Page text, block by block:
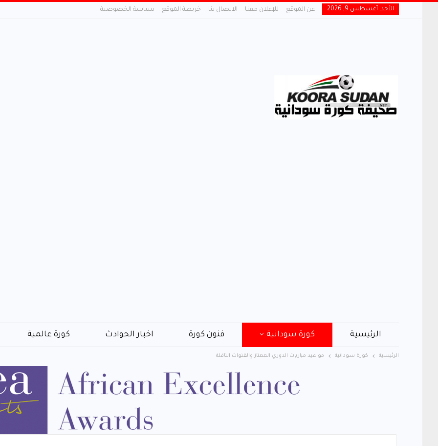
الأحد, أغسطس 9, 2026 عن الموقع للإعلان معنا الاتصال بنا خريطة الموقع سياسة الخصوصية
الرئيسية كورة سودانية فنون كورة اخبار الحوادث كورة عالمية
الرئيسية كورة سودانية مواعيد مباريات الدوري الممتاز والقنوات الناقلة